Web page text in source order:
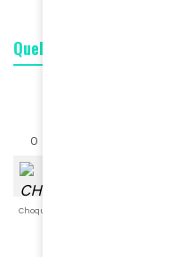
Quelle est votre réaction ?
0
Choqué